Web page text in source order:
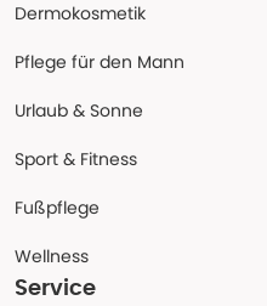
Dermokosmetik
Pflege für den Mann
Urlaub & Sonne
Sport & Fitness
Fußpflege
Wellness
Service